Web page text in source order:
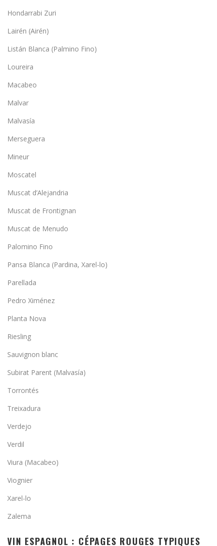
Hondarrabi Zuri
Lairén (Airén)
Listán Blanca (Palmino Fino)
Loureira
Macabeo
Malvar
Malvasía
Merseguera
Mineur
Moscatel
Muscat d’Alejandria
Muscat de Frontignan
Muscat de Menudo
Palomino Fino
Pansa Blanca (Pardina, Xarel-lo)
Parellada
Pedro Ximénez
Planta Nova
Riesling
Sauvignon blanc
Subirat Parent (Malvasía)
Torrontés
Treixadura
Verdejo
Verdil
Viura (Macabeo)
Viognier
Xarel-lo
Zalema
VIN ESPAGNOL : CÉPAGES ROUGES TYPIQUES